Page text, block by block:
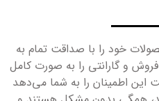
خود را با صداقت تمام به
و گارانتی را به صورت کامل
این اطمینان را به شما می‌دهد